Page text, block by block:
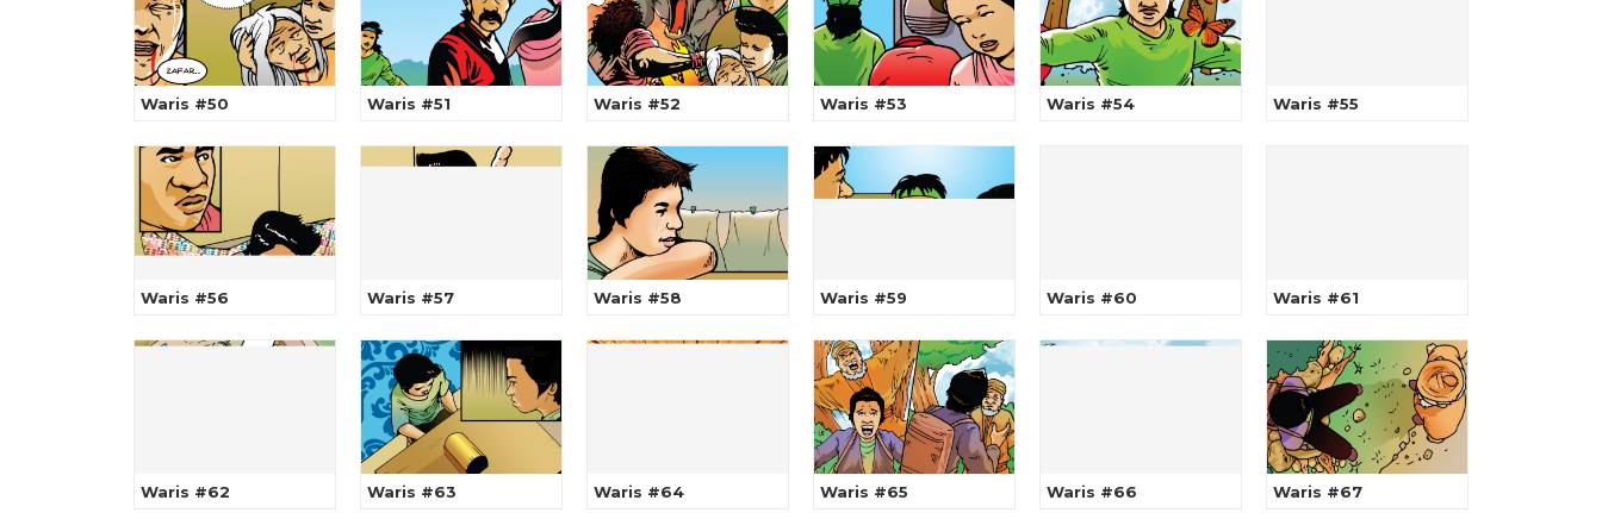
Waris #50 Waris #51 Waris #52 Waris #53 Waris #54 Waris #55
Waris #56 Waris #57 Waris #58 Waris #59 Waris #60 Waris #61
Waris #62 Waris #63 Waris #64 Waris #65 Waris #66 Waris #67